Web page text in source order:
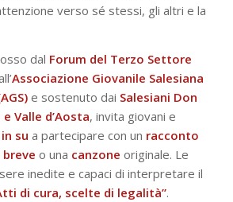
verso sé stessi, gli altri e la
dal Forum del Terzo Settore
Associazione Giovanile Salesiana
e sostenuto dai Salesiani Don
Valle d’Aosta, invita giovani e
su a partecipare con un racconto
o una canzone originale. Le
inedite e capaci di interpretare il
di cura, scelte di legalità”.